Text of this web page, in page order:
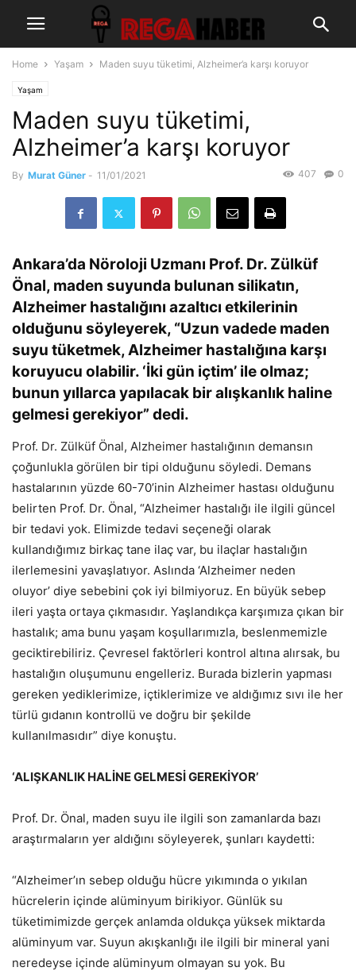
Home Yaşam Maden suyu tüketimi, Alzheimer’a karşı koruyor
Yaşam
Maden suyu tüketimi,
Alzheimer’a karşı koruyor
By Murat Güner - 11/01/2021 0
407
Ankara’da Nöroloji Uzmanı Prof. Dr. Zülküf
Önal, maden suyunda bulunan silikatın,
Alzheimer hastalığını azaltıcı etkilerinin
olduğunu söyleyerek, “Uzun vadede maden
suyu tüketmek, Alzheimer hastalığına karşı
koruyucu olabilir. ‘İki gün içtim’ ile olmaz;
bunun yıllarca yapılacak bir alışkanlık haline
gelmesi gerekiyor” dedi.
Prof. Dr. Zülküf Önal, Alzheimer hastalığının demansın
çoğunlukla görülen bir tipi olduğunu söyledi. Demans
hastalarının yüzde 60-70’inin Alzheimer hastası olduğunu
belirten Prof. Dr. Önal, “Alzheimer hastalığı ile ilgili güncel
bir tedavi yok. Elimizde tedavi seçeneği olarak
kullandığımız birkaç tane ilaç var, bu ilaçlar hastalığın
ilerlemesini yavaşlatıyor. Aslında ‘Alzheimer neden
oluyor’ diye sebebini çok iyi bilmiyoruz. En büyük sebep
ileri yaşta ortaya çıkmasıdır. Yaşlandıkça karşımıza çıkan bir
hastalık; ama bunu yaşam koşullarımızla, beslenmemizle
geciktirebiliriz. Çevresel faktörleri kontrol altına alırsak, bu
hastalığın oluşumunu engelleriz. Burada bizlerin yapması
gereken yediklerimize, içtiklerimize ve aldığımız sıvı ile her
türlü gıdanın kontrollü ve doğru bir şekilde
kullanılmasıdır” diye konuştu.
‘ALIŞKANLIK HALİNE GELMESİ GEREKİYOR’
Prof. Dr. Önal, maden suyu ile ilgili son zamanlarda bazı
araştırmaların yer aldığını söyleyerek, şunları kaydetti:
“Alzheimer’ın sebep olduğu hücre yıkımında o yıkılan
hücrelerin içinde alüminyum birikiyor. Günlük su
tüketimimizde gerçek anlamda oldukça yüksek miktarda
alüminyum var. Suyun akışkanlığı ile ilgili bir mineral yani
neredeyse içinde alüminyum olmayan su yok. Bu